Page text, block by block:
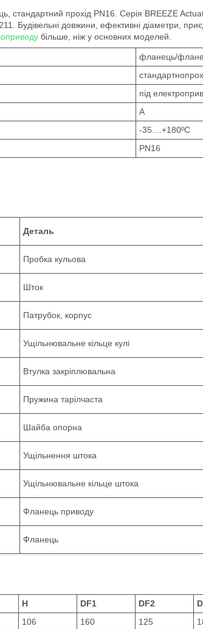
прохід PN16. Серія BREEZE
Будівельні довжини, ефективні діаметри,
більше, ніж у основних моделей.
фланець/
під
А
-35....+180ºС
PN16
Деталь
Пробка кульова
Шток
Патрубок, корпус
Ущільнювальне кільце кулі
Втулка закріплювальна
Пружина тарілчаста
Шайба опорна
Ущільнення штока
Ущільнювальне кільце штока
Фланець приводу
Фланець
H DF1 DF2
106 160 125